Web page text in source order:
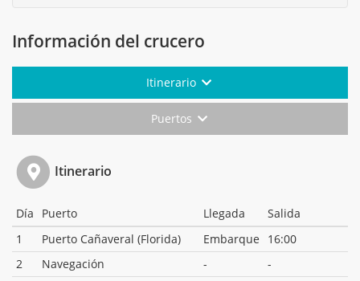
Información del crucero
Itinerario
Puertos
Itinerario
Día Puerto Llegada
Salida
1
Puerto Cañaveral (Florida) Embarque
16:00
2
Navegación -
-